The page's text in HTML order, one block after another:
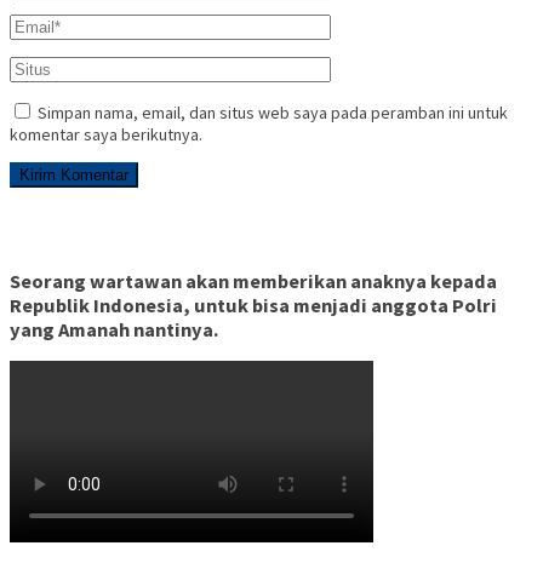
Simpan nama, email, dan situs web saya pada peramban ini untuk
komentar saya berikutnya.
Seorang wartawan akan memberikan anaknya kepada
Republik Indonesia, untuk bisa menjadi anggota Polri
yang Amanah nantinya.